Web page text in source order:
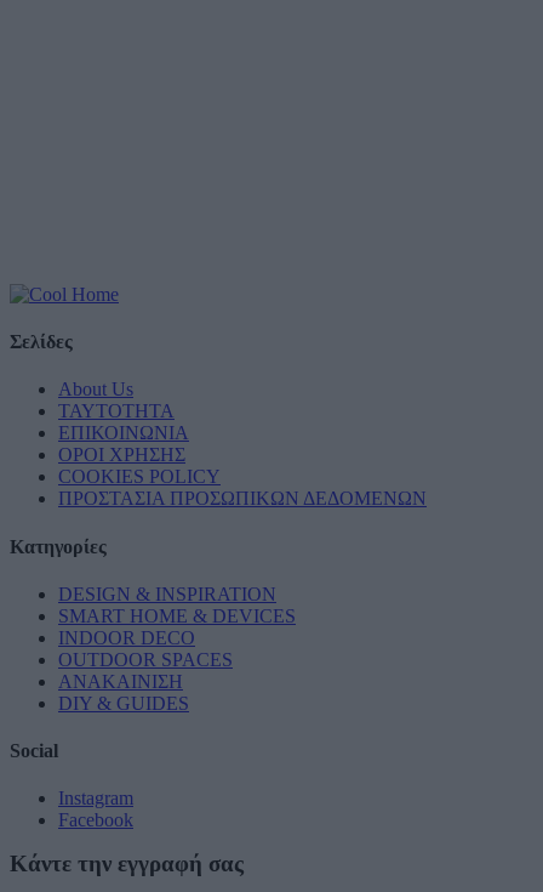
Σελίδες
About Us
ΤΑΥΤΟΤΗΤΑ
ΕΠΙΚΟΙΝΩΝΙΑ
ΟΡΟΙ ΧΡΗΣΗΣ
COOKIES POLICY
ΠΡΟΣΤΑΣΙΑ ΠΡΟΣΩΠΙΚΩΝ ΔΕΔΟΜΕΝΩΝ
Κατηγορίες
DESIGN & INSPIRATION
SMART HOME & DEVICES
INDOOR DECO
OUTDOOR SPACES
ΑΝΑΚΑΙΝΙΣΗ
DIY & GUIDES
Social
Instagram
Facebook
Κάντε την εγγραφή σας